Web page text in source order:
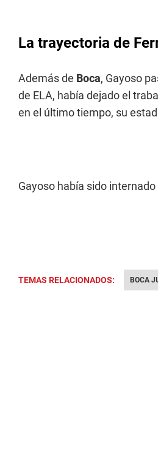
La trayectoria de
Además de Boca, Gayoso
de ELA, había dejado el
en el último tiempo, su
Gayoso había sido
TEMAS RELACIONADOS: BOCA